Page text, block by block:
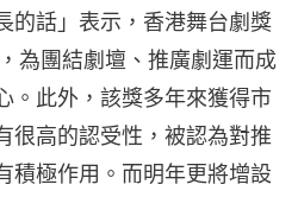
的話」表示，香港舞台劇獎
為團結劇壇、推廣劇運而成
。此外，該獎多年來獲得市
很高的認受性，被認為對推
積極作用。而明年更將增設